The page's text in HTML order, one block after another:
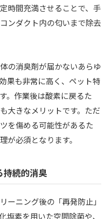
時間充満させることで、手
ンダクト内の匂いまで除去
の消臭剤が届かないあらゆ
果も非常に高く、ペット特
。作業後は酸素に戻るた
大きなメリットです。ただ
を傷める可能性があるた
が必須となります。
持続的消臭
ーニング後の「再発防止」
塩素を用いた空間除菌や、